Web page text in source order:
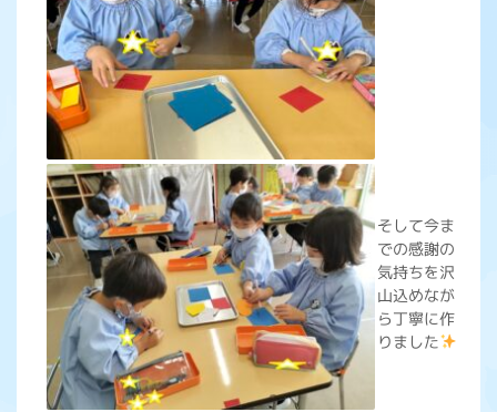
そして今ま
での感謝の
気持ちを沢
山込めなが
ら丁寧に作
りました